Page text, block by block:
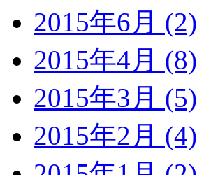
2015年6月 (2)
2015年4月 (8)
2015年3月 (5)
2015年2月 (4)